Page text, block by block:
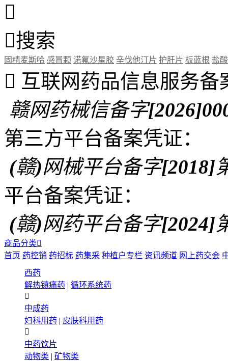

搜索
固精麦斯哈 感冒颗 诺氟沙星胶 辛伐他汀片 护肝片 板蓝根 盐
 互联网药品信息服务备
赣网药械信备字
第三方平台备案凭证：
(赣)网械平台备字[2018]
平台备案凭证：
(赣)网药平台备字[2024]
商品分类
首页 药控销 药招标 药集采 种植户专栏 资讯频道 网上药交会
西药
解热镇痛药 | 循环系统药

中成药
妇科用药 | 皮肤科用药

中药饮片
动物类 | 矿物类